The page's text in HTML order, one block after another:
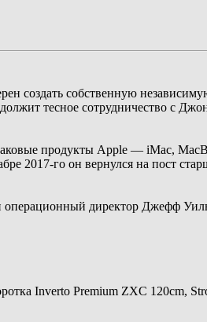
создать собственную
тесное сотрудничество с
продукты Apple — iMac,
2017-го он вернулся на пост
операционный директор Джефф
Inverto Premium ZXC 120cm,